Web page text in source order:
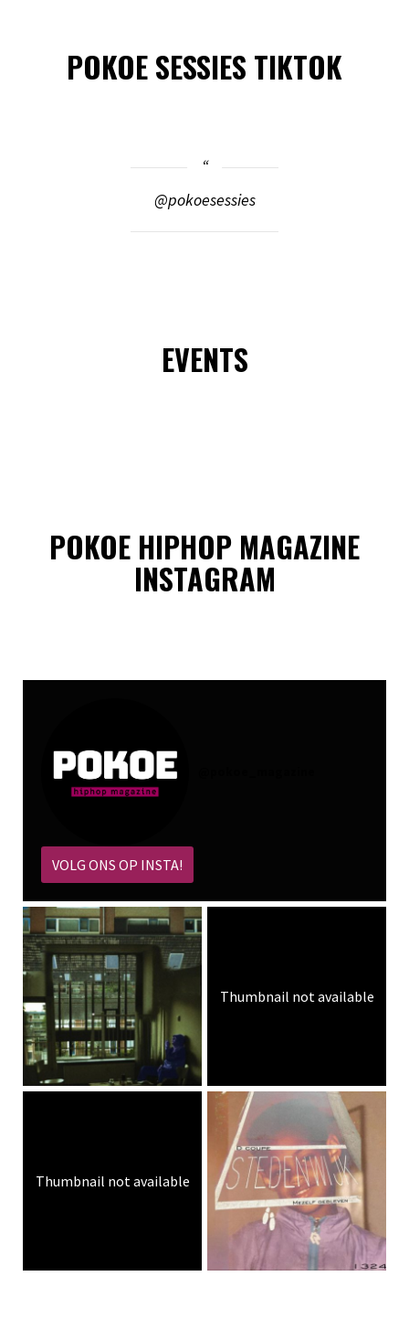
POKOE SESSIES TIKTOK
@pokoesessies
EVENTS
POKOE HIPHOP MAGAZINE
INSTAGRAM
VOLG ONS OP INSTA!
Thumbnail not available
Thumbnail not available